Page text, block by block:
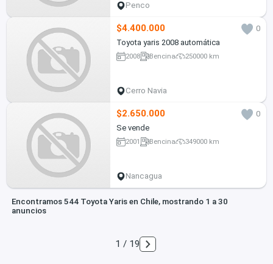
Penco
$4.400.000
0
Toyota yaris 2008 automática
2008 Bencina 250000 km
Cerro Navia
$2.650.000
0
Se vende
2001 Bencina 349000 km
Nancagua
Encontramos 544 Toyota Yaris en Chile, mostrando 1 a 30
anuncios
1 / 19